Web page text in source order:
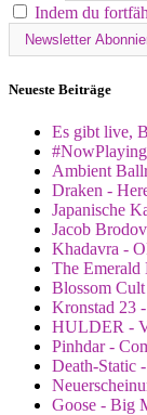
Indem du
Neueste Beiträge
Es gibt live,
#NowPlaying
Ambient
Draken -
Japanische
Jacob
Khadavra -
The Emerald
Blossom
Kronstad 23
HULDER -
Pinhdar -
Death-Static
Goose - Big